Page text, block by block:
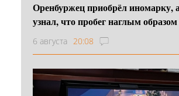
Оренбуржец приобрёл иномарку,
узнал, что пробег наглым
6 августа 20:08